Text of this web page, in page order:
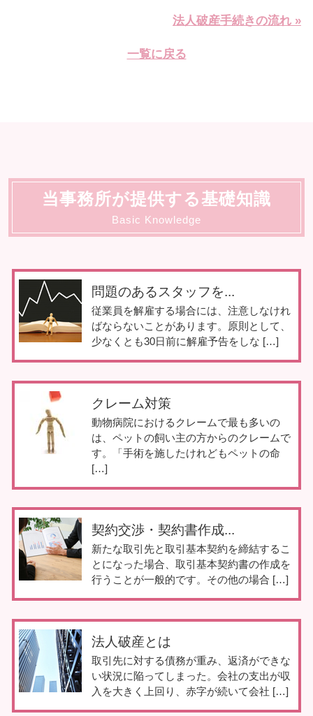
法人破産手続きの流れ »
一覧に戻る
当事務所が提供する基礎知識
Basic Knowledge
問題のあるスタッフを...
従業員を解雇する場合には、注意しなけれ
ばならないことがあります。原則として、
少なくとも30日前に解雇予告をしな […]
クレーム対策
動物病院におけるクレームで最も多いの
は、ペットの飼い主の方からのクレームで
す。「手術を施したけれどもペットの命
[…]
契約交渉・契約書作成...
新たな取引先と取引基本契約を締結するこ
とになった場合、取引基本契約書の作成を
行うことが一般的です。その他の場合 […]
法人破産とは
取引先に対する債務が重み、返済ができな
い状況に陥ってしまった。会社の支出が収
入を大きく上回り、赤字が続いて会社 […]